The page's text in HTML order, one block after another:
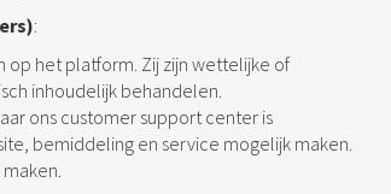
:
op het platform. Zij zijn wettelijke of
inhoudelijk behandelen.
ons customer support center is
bemiddeling en service mogelijk maken.